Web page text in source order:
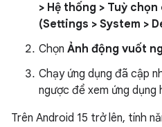
> Hệ thống > Tuỳ
(Settings > System >
Chọn Ảnh động vuốt
Chạy ứng dụng đã cập
ngược để xem ứng dụng
Trên Android 15 trở lên, tính